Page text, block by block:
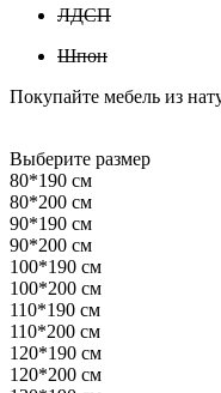
ЛДСП
Шпон
Покупайте мебель из
Выберите размер
80*190 см
80*200 см
90*190 см
90*200 см
100*190 см
100*200 см
110*190 см
110*200 см
120*190 см
120*200 см